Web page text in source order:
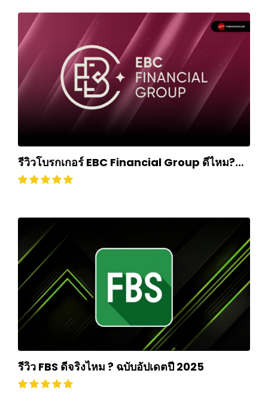
รีวิวโบรกเกอร์ EBC Financial Group ดีไหม?
ถอนเงินยากหรือไม่? อัปเดตปี 2024
รีวิว FBS ดีจริงไหม ? ฉบับอัปเดตปี 2025